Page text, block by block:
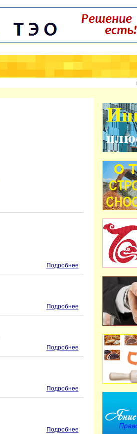
Подробнее
Подробнее
Подробнее
Подробнее
Подробнее